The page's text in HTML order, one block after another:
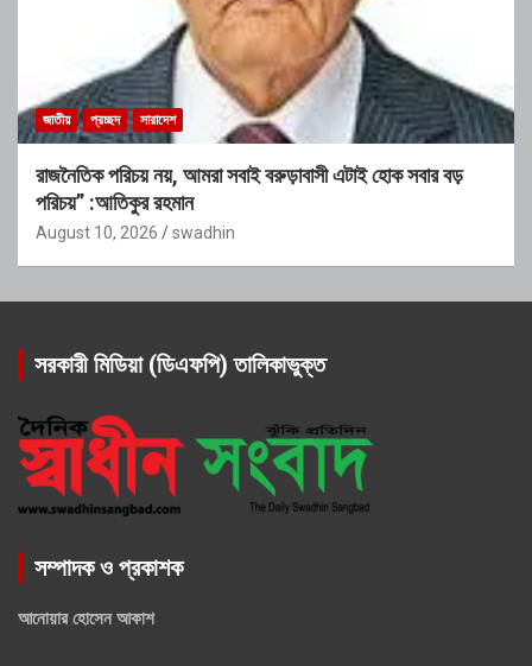
জাতীয় প্রচ্ছদ সারাদেশ
রাজনৈতিক পরিচয় নয়, আমরা সবাই বরুড়াবাসী এটাই হোক সবার বড়
পরিচয়” :আতিকুর রহমান
August 10, 2026 swadhin
সরকারী মিডিয়া (ডিএফপি) তালিকাভুক্ত
সম্পাদক ও প্রকাশক
আনোয়ার হোসেন আকাশ